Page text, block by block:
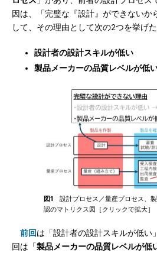
因は、「完璧な『設計』ができないか
して、その理由として次の2つを挙げた
設計者の設計スキルが低い
製品メーカーの品質レベルが低
図1 設計プロセス／量産プロセス、
認のマトリクス図［クリックで拡大］
前回は「設計者の設計スキルが低い
回は「製品メーカーの品質レベルが低